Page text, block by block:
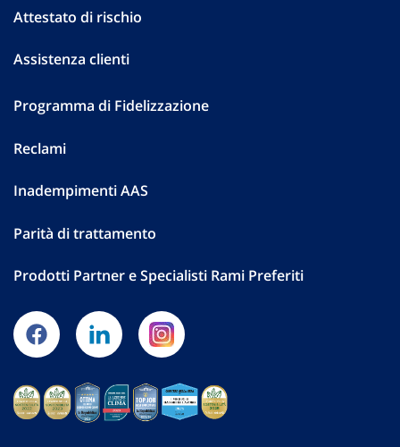
Attestato di rischio
Assistenza clienti
Programma di Fidelizzazione
Reclami
Inadempimenti AAS
Parità di trattamento
Prodotti Partner e Specialisti Rami Preferiti